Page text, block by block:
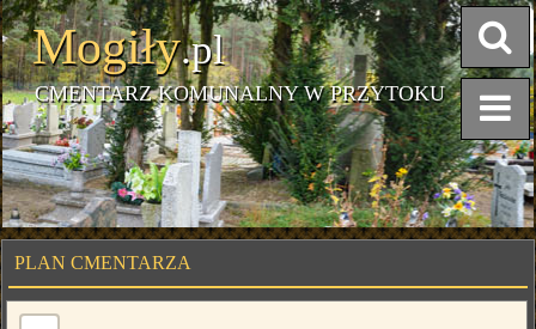
Mogiły.pl
CMENTARZ KOMUNALNY W PRZYTOKU
PLAN CMENTARZA